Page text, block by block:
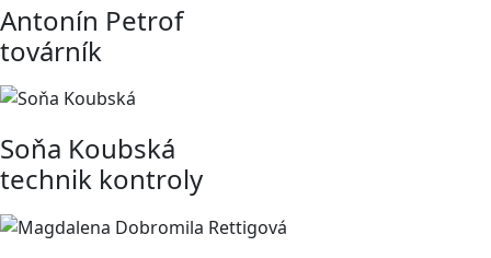
Antonín Petrof
továrník
Soňa Koubská
technik kontroly